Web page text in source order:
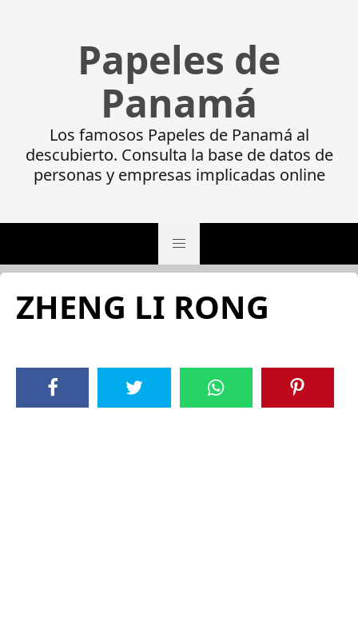
Papeles de
Panamá
Los famosos Papeles de Panamá al
descubierto. Consulta la base de datos de
personas y empresas implicadas online
ZHENG LI RONG